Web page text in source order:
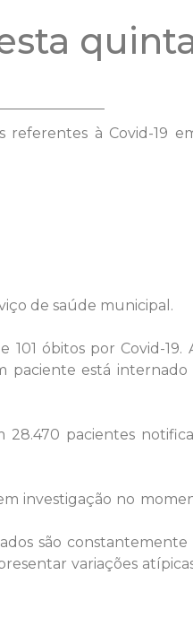
à Covid-19
de saúde municipal.
101 óbitos por Covid-
paciente está internado
pacientes
investigação no
são
variações